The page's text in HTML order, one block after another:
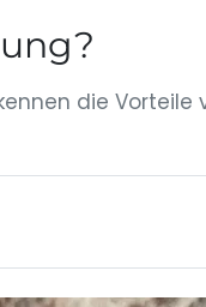
die Vorteile